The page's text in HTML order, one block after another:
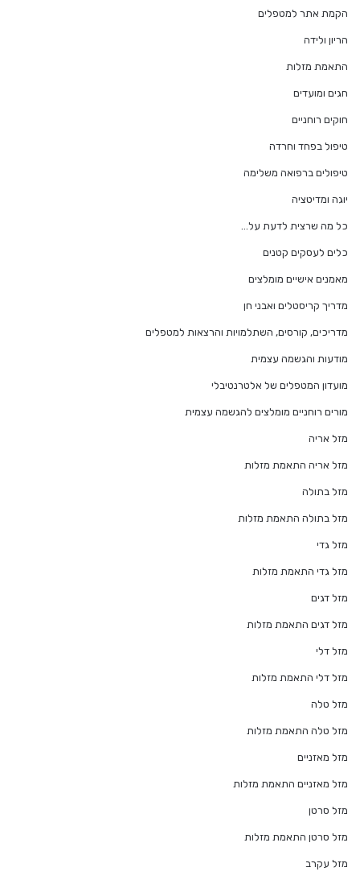
הקמת אתר למטפלים
הריון ולידה
התאמת מזלות
חגים ומועדים
חוקים רוחניים
טיפול בפחד וחרדה
טיפולים ברפואה משלימה
יוגה ומדיטציה
כל מה שרצית לדעת על…
כלים לעסקים קטנים
מאמנים אישיים מומלצים
מדריך קריסטלים ואבני חן
מדריכים, קורסים, השתלמויות והרצאות למטפלים
מודעות והגשמה עצמית
מועדון המטפלים של אלטרנטיבלי
מורים רוחניים מומלצים להגשמה עצמית
מזל אריה
מזל אריה התאמת מזלות
מזל בתולה
מזל בתולה התאמת מזלות
מזל גדי
מזל גדי התאמת מזלות
מזל דגים
מזל דגים התאמת מזלות
מזל דלי
מזל דלי התאמת מזלות
מזל טלה
מזל טלה התאמת מזלות
מזל מאזניים
מזל מאזניים התאמת מזלות
מזל סרטן
מזל סרטן התאמת מזלות
מזל עקרב